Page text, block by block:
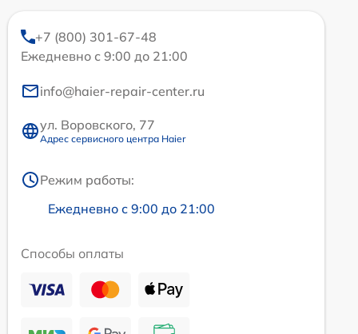
+7 (800) 301-67-48
Ежедневно с 9:00 до 21:00
info@haier-repair-center.ru
ул. Воровского, 77
Адрес сервисного центра Haier
Режим работы:
Ежедневно с 9:00 до 21:00
Способы оплаты